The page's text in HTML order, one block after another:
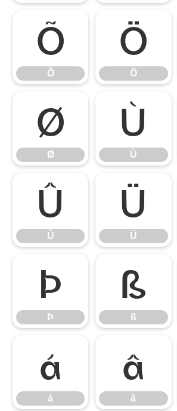
Õ
Õ
Ö
Ö
Ø
Ø
Ù
Ù
Û
Û
Ü
Ü
Þ
Þ
ß
ß
á
á
â
â